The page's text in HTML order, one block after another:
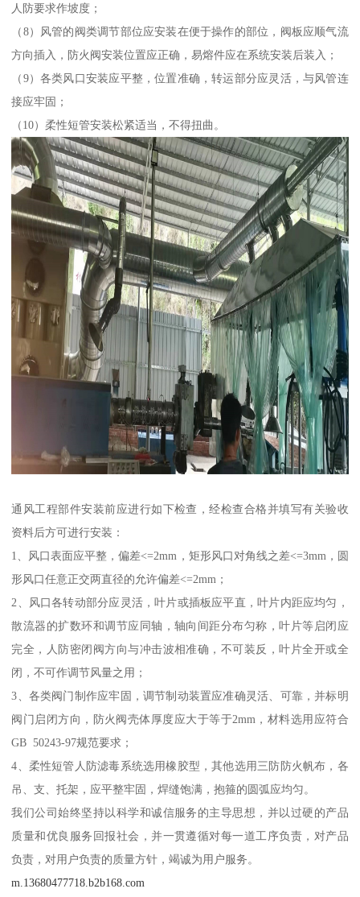
人防要求作坡度；
（8）风管的阀类调节部位应安装在便于操作的部位，阀板应顺气流
方向插入，防火阀安装位置应正确，易熔件应在系统安装后装入；
（9）各类风口安装应平整，位置准确，转运部分应灵活，与风管连
接应牢固；
（10）柔性短管安装松紧适当，不得扭曲。
通风工程部件安装前应进行如下检查，经检查合格并填写有关验收
资料后方可进行安装：
1、风口表面应平整，偏差<=2mm，矩形风口对角线之差<=3mm，圆
形风口任意正交两直径的允许偏差<=2mm；
2、风口各转动部分应灵活，叶片或插板应平直，叶片内距应均匀，
散流器的扩数环和调节应同轴，轴向间距分布匀称，叶片等启闭应
完全，人防密闭阀方向与冲击波相准确，不可装反，叶片全开或全
闭，不可作调节风量之用；
3、各类阀门制作应牢固，调节制动装置应准确灵活、可靠，并标明
阀门启闭方向，防火阀壳体厚度应大于等于2mm，材料选用应符合
GB 50243-97规范要求；
4、柔性短管人防滤毒系统选用橡胶型，其他选用三防防火帆布，各
吊、支、托架，应平整牢固，焊缝饱满，抱箍的圆弧应均匀。
我们公司始终坚持以科学和诚信服务的主导思想，并以过硬的产品
质量和优良服务回报社会，并一贯遵循对每一道工序负责，对产品
负责，对用户负责的质量方针，竭诚为用户服务。
m.13680477718.b2b168.com